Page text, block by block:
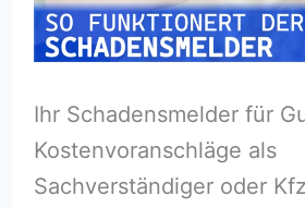
Ihr Schadensmelder für
Kostenvoranschläge als
Sachverständiger oder